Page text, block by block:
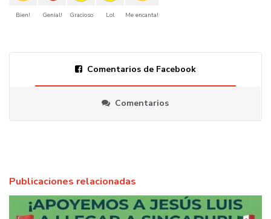
Bien! Genial! Gracioso Lol Me encanta!
Comentarios de Facebook
Comentarios
Publicaciones relacionadas